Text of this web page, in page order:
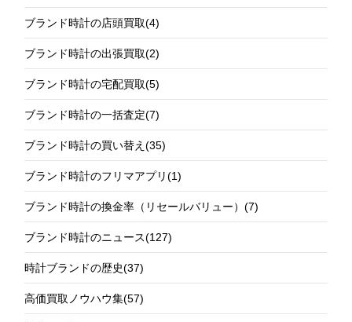
ブランド時計の店頭買取(4)
ブランド時計の出張買取(2)
ブランド時計の宅配買取(5)
ブランド時計の一括査定(7)
ブランド時計の買い替え(35)
ブランド時計のフリマアプリ(1)
ブランド時計の換金率（リセールバリュー）(7)
ブランド時計のニュース(127)
時計ブランドの歴史(37)
高価買取ノウハウ集(57)